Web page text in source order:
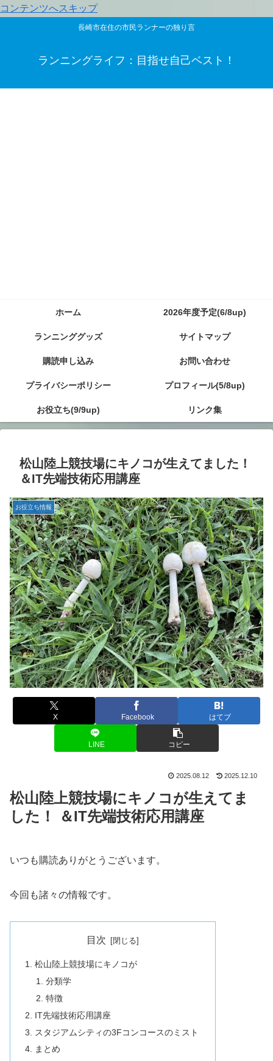
コンテンツへスキップ
長崎市在住の市民ランナーの独り言
ランニングライフ：目指せ自己ベスト！
ホーム 2026年度予定(6/8up)
ランニンググッズ サイトマップ
購読申し込み お問い合わせ
プライバシーポリシー プロフィール(5/8up)
お役立ち(9/9up) リンク集
松山陸上競技場にキノコが生えてました！
＆IT先端技術応用講座
お役立ち情報
X Facebook はてブ
LINE コピー
2025.08.12 2025.12.10
松山陸上競技場にキノコが生えてま
した！ ＆IT先端技術応用講座
いつも購読ありがとうございます。
今回も諸々の情報です。
目次
松山陸上競技場にキノコが
分類学
特徴
IT先端技術応用講座
スタジアムシティの3Fコンコースのミスト
まとめ